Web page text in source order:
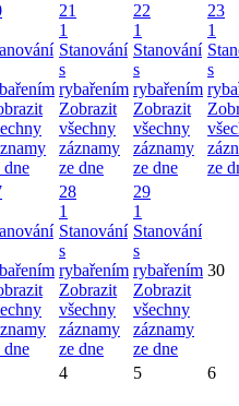
dne
21
1
Stanování
s
rybařením
Zobrazit
všechny
záznamy
ze dne
22
1
Stanování
s
rybařením
Zobrazit
všechny
záznamy
ze dne
23
1
s
ze
dne
28
1
Stanování
s
rybařením
Zobrazit
všechny
záznamy
ze dne
29
1
Stanování
s
rybařením
Zobrazit
všechny
záznamy
ze dne
30
4 5 6